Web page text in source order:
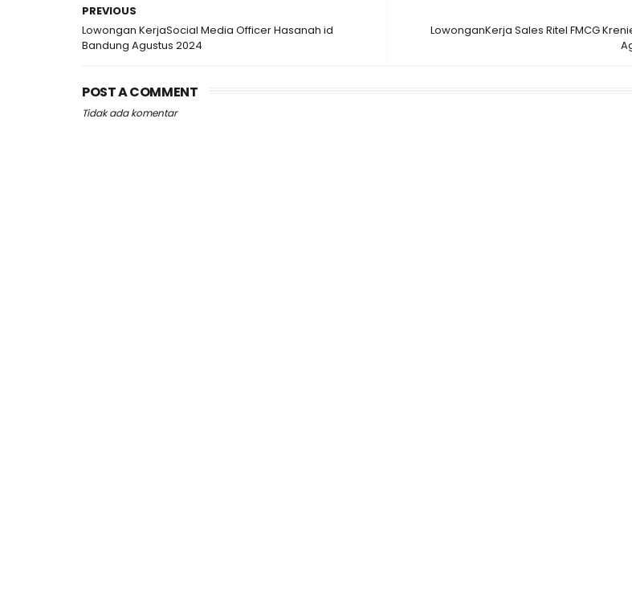
LowonganKerja Sales Ritel FMCG
PREVIOUS
Lowongan KerjaSocial Media Officer Hasanah id
Bandung Agustus 2024
POST A COMMENT
Tidak ada komentar